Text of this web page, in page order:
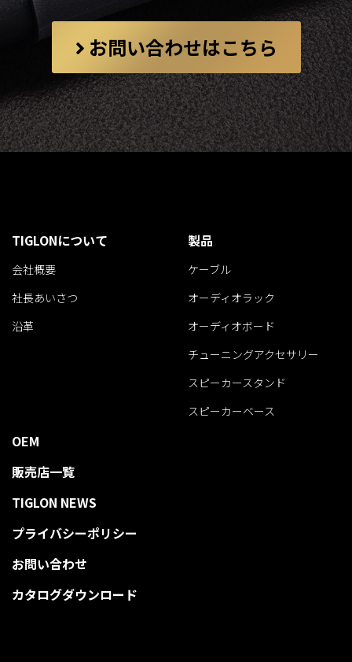
お問い合わせはこちら
TIGLONについて
会社概要
社長あいさつ
沿革
製品
ケーブル
オーディオラック
オーディオボード
チューニングアクセサリー
スピーカースタンド
スピーカーベース
OEM
販売店一覧
TIGLON NEWS
プライバシーポリシー
お問い合わせ
カタログダウンロード